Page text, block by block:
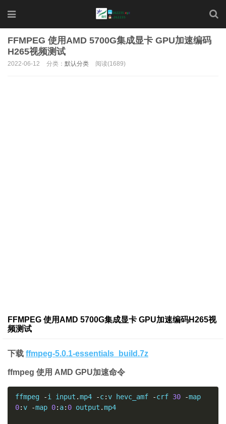
FFMPEG 使用AMD 5700G集成显卡 GPU加速编码
H265视频测试
2022-06-12 分类： 默认分类 阅读(1689)
FFMPEG 使用AMD 5700G集成显卡 GPU加速编码H265视
频测试
下载 ffmpeg-5.0.1-essentials_build.7z
ffmpeg 使用 AMD GPU加速命令
ffmpeg -i input .mp4 -c:v hevc_amf -crf 30 -
0:v -map 0: a: 0 output .mp4